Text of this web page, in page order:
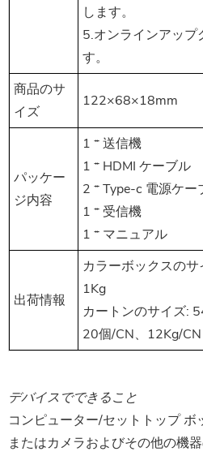
します。
5.オンラインアップ
す。
商品のサ
イズ
122×68×18mm
パッケー
ジ内容
1 * 送信機
1 * HDMI ケーブル
2 * Type-c 電源ケー
1 * 受信機
1 * マニュアル
出荷情報
カラーボックスの
1Kg
カートンのサイズ:
20個/CN、12Kg/CN
デバイスでできること
コンピューター/セットトップ
またはカメラおよびその他の機